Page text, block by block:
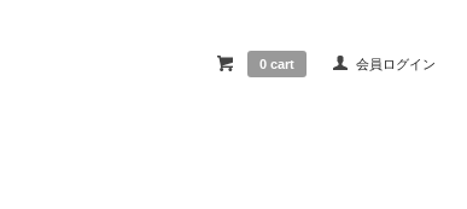
会員ログイン
0 cart